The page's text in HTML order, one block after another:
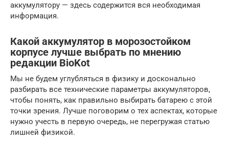
аккумулятору — здесь содержится вся необходимая
информация.
Какой аккумулятор в морозостойком
корпусе лучше выбрать по мнению
редакции BioKot
Мы не будем углубляться в физику и досконально
разбирать все технические параметры аккумуляторов,
чтобы понять, как правильно выбирать батарею с этой
точки зрения. Лучше поговорим о тех аспектах, которые
нужно учесть в первую очередь, не перегружая статью
лишней физикой.